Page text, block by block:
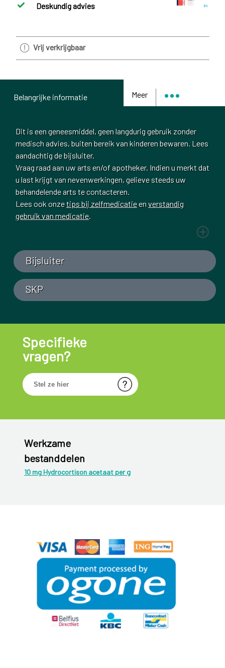
Deskundig advies
Vrij verkrijgbaar
Meer
Belangrijke informatie
Dit is een geneesmiddel, geen langdurig gebruik zonder
medisch advies, buiten bereik van kinderen bewaren. Lees
aandachtig de bijsluiter.
Vraag raad aan uw arts en/of apotheker. Indien u merkt dat
u last krijgt van nevenwerkingen, gelieve steeds uw
behandelende arts te contacteren.
Lees ook onzetips bij zelfmedicatieenverstandig
gebruik van medicatie.
Bijsluiter
SKP
Specifieke
vragen?
Werkzame
bestanddelen
10 mg Hydrocortison acetaat per g